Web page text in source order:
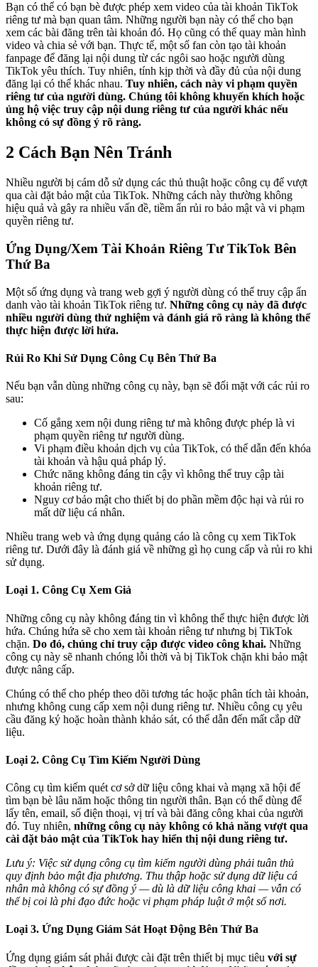
Bạn có thể có bạn bè được phép xem video của tài khoản TikTok
riêng tư mà bạn quan tâm. Những người bạn này có thể cho bạn
xem các bài đăng trên tài khoản đó. Họ cũng có thể quay màn hình
video và chia sẻ với bạn. Thực tế, một số fan còn tạo tài khoản
fanpage để đăng lại nội dung từ các ngôi sao hoặc người dùng
TikTok yêu thích. Tuy nhiên, tính kịp thời và đầy đủ của nội dung
đăng lại có thể khác nhau. Tuy nhiên, cách này vi phạm quyền
riêng tư của người dùng. Chúng tôi không khuyến khích hoặc
ủng hộ việc truy cập nội dung riêng tư của người khác nếu
không có sự đồng ý rõ ràng.
2 Cách Bạn Nên Tránh
Nhiều người bị cám dỗ sử dụng các thủ thuật hoặc công cụ để vượt
qua cài đặt bảo mật của TikTok. Những cách này thường không
hiệu quả và gây ra nhiều vấn đề, tiềm ẩn rủi ro bảo mật và vi phạm
quyền riêng tư.
Ứng Dụng/Xem Tài Khoản Riêng Tư TikTok Bên
Thứ Ba
Một số ứng dụng và trang web gợi ý người dùng có thể truy cập ẩn
danh vào tài khoản TikTok riêng tư. Những công cụ này đã được
nhiều người dùng thử nghiệm và đánh giá rõ ràng là không thể
thực hiện được lời hứa.
Rủi Ro Khi Sử Dụng Công Cụ Bên Thứ Ba
Nếu bạn vẫn dùng những công cụ này, bạn sẽ đối mặt với các rủi ro
sau:
Cố gắng xem nội dung riêng tư mà không được phép là vi
phạm quyền riêng tư người dùng.
Vi phạm điều khoản dịch vụ của TikTok, có thể dẫn đến khóa
tài khoản và hậu quả pháp lý.
Chức năng không đáng tin cậy vì không thể truy cập tài
khoản riêng tư.
Nguy cơ bảo mật cho thiết bị do phần mềm độc hại và rủi ro
mất dữ liệu cá nhân.
Nhiều trang web và ứng dụng quảng cáo là công cụ xem TikTok
riêng tư. Dưới đây là đánh giá về những gì họ cung cấp và rủi ro khi
sử dụng.
Loại 1. Công Cụ Xem Giả
Những công cụ này không đáng tin vì không thể thực hiện được lời
hứa. Chúng hứa sẽ cho xem tài khoản riêng tư nhưng bị TikTok
chặn. Do đó, chúng chỉ truy cập được video công khai. Những
công cụ này sẽ nhanh chóng lỗi thời và bị TikTok chặn khi bảo mật
được nâng cấp.
Chúng có thể cho phép theo dõi tương tác hoặc phân tích tài khoản,
nhưng không cung cấp xem nội dung riêng tư. Nhiều công cụ yêu
cầu đăng ký hoặc hoàn thành khảo sát, có thể dẫn đến mất cắp dữ
liệu.
Loại 2. Công Cụ Tìm Kiếm Người Dùng
Công cụ tìm kiếm quét cơ sở dữ liệu công khai và mạng xã hội để
tìm bạn bè lâu năm hoặc thông tin người thân. Bạn có thể dùng để
lấy tên, email, số điện thoại, vị trí và bài đăng công khai của người
đó. Tuy nhiên, những công cụ này không có khả năng vượt qua
cài đặt bảo mật của TikTok hay hiển thị nội dung riêng tư.
Lưu ý: Việc sử dụng công cụ tìm kiếm người dùng phải tuân thủ
quy định bảo mật địa phương. Thu thập hoặc sử dụng dữ liệu cá
nhân mà không có sự đồng ý — dù là dữ liệu công khai — vẫn có
thể bị coi là phi đạo đức hoặc vi phạm pháp luật ở một số nơi.
Loại 3. Ứng Dụng Giám Sát Hoạt Động Bên Thứ Ba
Ứng dụng giám sát phải được cài đặt trên thiết bị mục tiêu với sự